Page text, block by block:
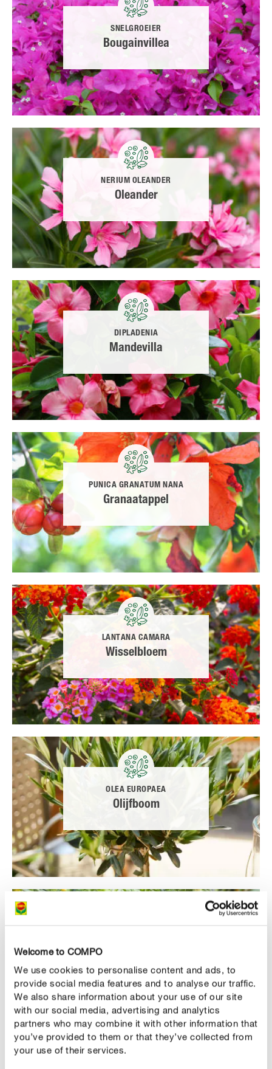
Welcome to COMPO
We use cookies to personalise content and ads, to
provide social media features and to analyse our traffic.
We also share information about your use of our site
with our social media, advertising and analytics
partners who may combine it with other information that
you’ve provided to them or that they’ve collected from
your use of their services.
SNELGROEIER
Bougainvillea
NERIUM OLEANDER
Oleander
DIPLADENIA
Mandevilla
PUNICA GRANATUM NANA
Granaatappel
LANTANA CAMARA
Wisselbloem
OLEA EUROPAEA
Olijfboom